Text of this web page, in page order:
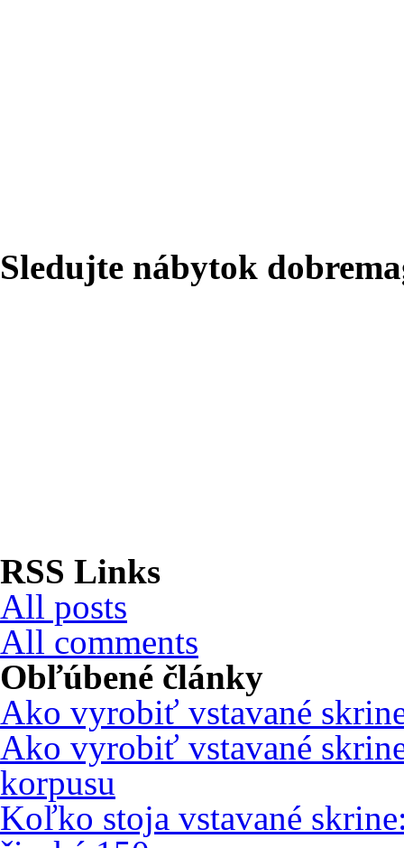
Sledujte nábytok
RSS Links
All posts
All comments
Obľúbené články
Ako vyrobiť vstavané
Ako vyrobiť vstavané
korpusu
Koľko stoja vstavané